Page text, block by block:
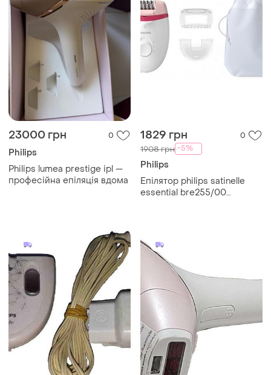
23000 грн 0
Philips
Philips lumea prestige ipl —
професійна епіляція вдома
1829 грн 0
1908 грн -5%
Philips
Епілятор philips satinelle
essential bre255/00